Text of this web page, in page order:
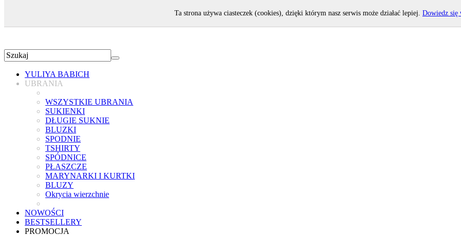
YULIYA BABICH
UBRANIA
WSZYSTKIE UBRANIA
SUKIENKI
DŁUGIE SUKNIE
BLUZKI
SPODNIE
TSHIRTY
SPÓDNICE
PŁASZCZE
MARYNARKI I KURTKI
BLUZY
Okrycia wierzchnie
NOWOŚCI
BESTSELLERY
PROMOCJA
Ta strona używa ciasteczek (cookies), dzięki którym nasz serwis może działać lepiej. Dowiedz się